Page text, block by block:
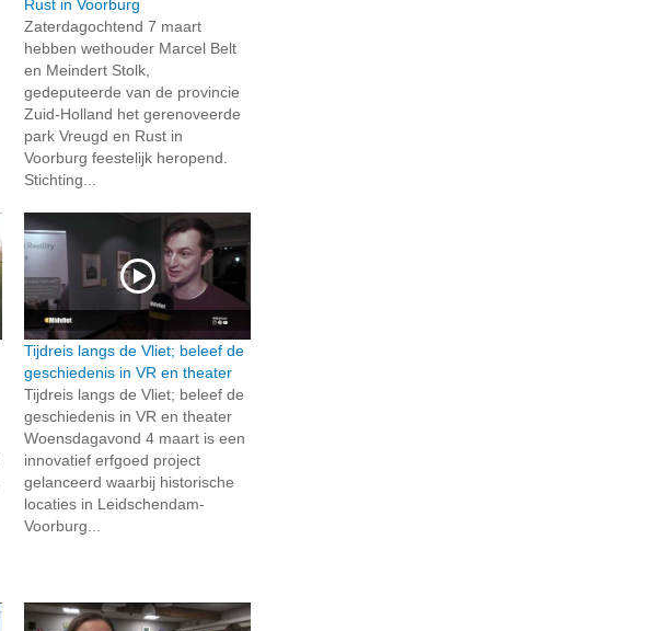
Rust in Voorburg
Zaterdagochtend 7 maart
hebben wethouder Marcel Belt
en Meindert Stolk,
gedeputeerde van de provincie
Zuid-Holland het gerenoveerde
park Vreugd en Rust in
Voorburg feestelijk heropend.
Stichting...
Tijdreis langs de Vliet; beleef de
geschiedenis in VR en theater
Tijdreis langs de Vliet; beleef de
geschiedenis in VR en theater
Woensdagavond 4 maart is een
innovatief erfgoed project
gelanceerd waarbij historische
locaties in Leidschendam-
Voorburg...